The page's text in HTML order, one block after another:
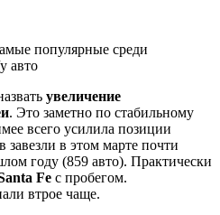
популярные среди
авто
увеличение
. Это заметно по стабильному
всего усилила позиции
завезли в этом марте почти
году (859 авто). Практически
Fe с пробегом.
втрое чаще.